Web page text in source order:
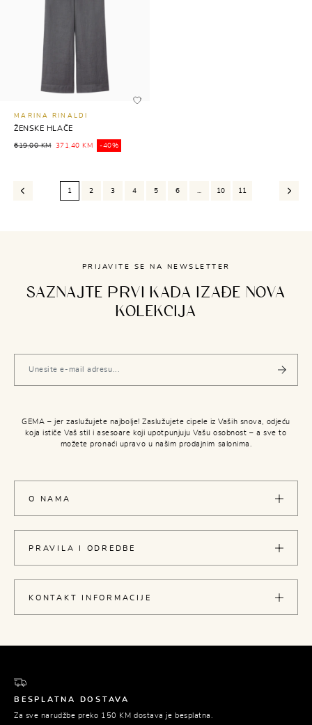
MARINA RINALDI
ŽENSKE HLAČE
619,00 KM 371,40 KM -40%
1 2 3 4 5 6 ... 10 11
PRIJAVITE SE NA NEWSLETTER
SAZNAJTE PRVI KADA IZAĐE NOVA
KOLEKCIJA
GEMA – jer zaslužujete najbolje! Zaslužujete cipele iz Vaših snova, odjeću
koja ističe Vaš stil i asesoare koji upotpunjuju Vašu osobnost – a sve to
možete pronaći upravo u našim prodajnim salonima.
O NAMA
PRAVILA I ODREDBE
KONTAKT INFORMACIJE
BESPLATNA DOSTAVA
Za sve narudžbe preko 150 KM dostava je besplatna.